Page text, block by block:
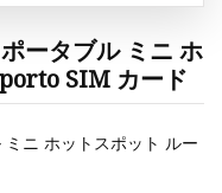
ータブル ミニ ホ
SIM カード
ニ ホットスポット ルー